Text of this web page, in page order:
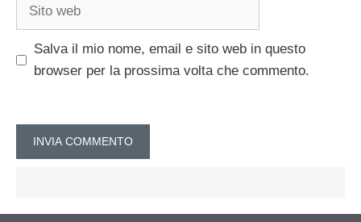
Salva il mio nome, email e sito web in questo
browser per la prossima volta che commento.